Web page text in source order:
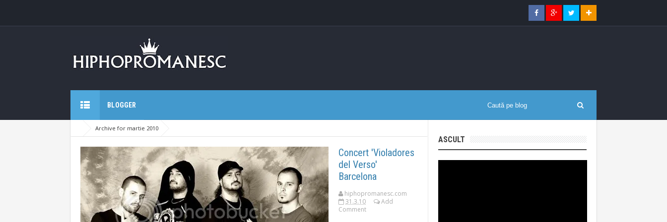
BLOGGER
Archive for martie 2010
Concert 'Violadores
del Verso'
Barcelona
hiphopromanesc.com
31.3.10
Add
Comment
ASCULT